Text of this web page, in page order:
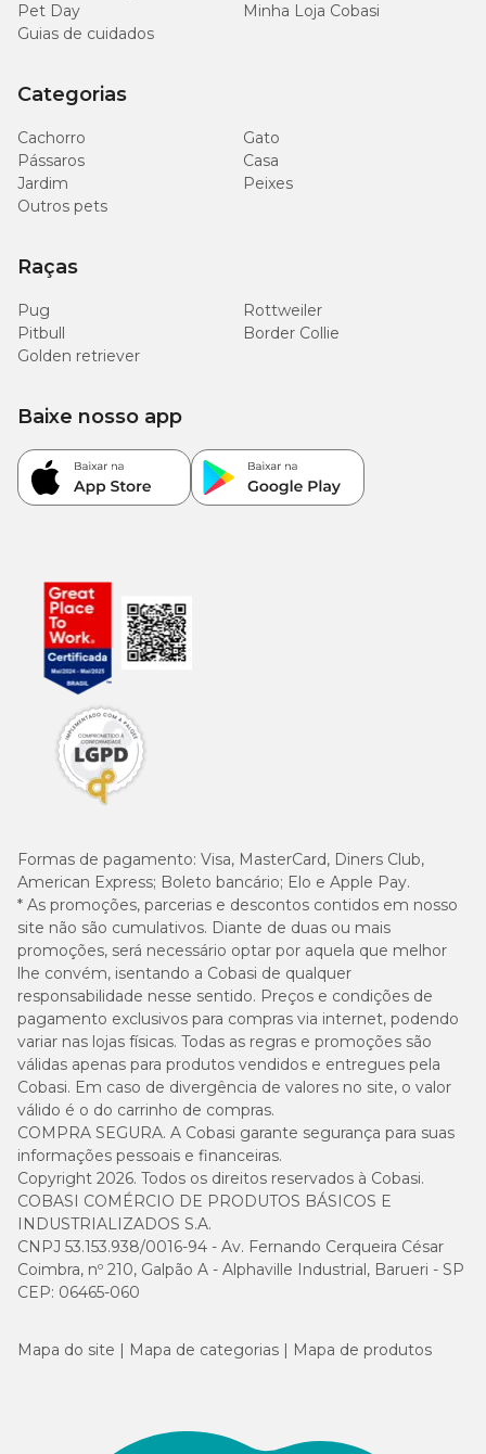
Pet Day
Minha Loja Cobasi
Guias de cuidados
Categorias
Cachorro
Gato
Pássaros
Casa
Jardim
Peixes
Outros pets
Raças
Pug
Rottweiler
Pitbull
Border Collie
Golden retriever
Formas de pagamento: Visa, MasterCard, Diners Club,
American Express; Boleto bancário; Elo e Apple Pay.
* As promoções, parcerias e descontos contidos em nosso
site não são cumulativos. Diante de duas ou mais
promoções, será necessário optar por aquela que melhor
lhe convém, isentando a Cobasi de qualquer
responsabilidade nesse sentido. Preços e condições de
pagamento exclusivos para compras via internet, podendo
variar nas lojas físicas. Todas as regras e promoções são
válidas apenas para produtos vendidos e entregues pela
Cobasi. Em caso de divergência de valores no site, o valor
válido é o do carrinho de compras.
COMPRA SEGURA. A Cobasi garante segurança para suas
informações pessoais e financeiras.
Copyright 2026. Todos os direitos reservados à Cobasi.
COBASI COMÉRCIO DE PRODUTOS BÁSICOS E
INDUSTRIALIZADOS S.A.
CNPJ 53.153.938/0016-94 - Av. Fernando Cerqueira César
Coimbra, nº 210, Galpão A - Alphaville Industrial, Barueri - SP
CEP: 06465-060
Baixe nosso app
Mapa do site Mapa de categorias Mapa de produtos